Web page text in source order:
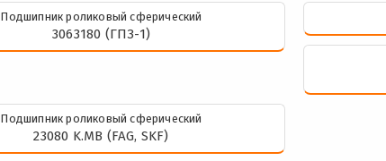
Подшипник роликовый сферический
3063180 (ГПЗ-1)
Подшипник роликовый сферический
23080 K.MB (FAG, SKF)